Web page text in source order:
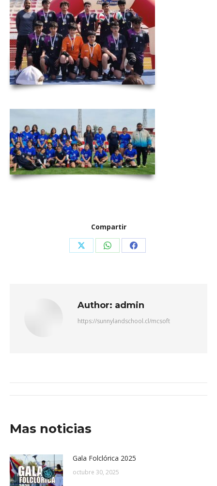
Compartir
Author: admin
https://sunnylandschool.cl/mcsoft
Mas noticias
Gala Folclórica 2025
octubre 30, 2025